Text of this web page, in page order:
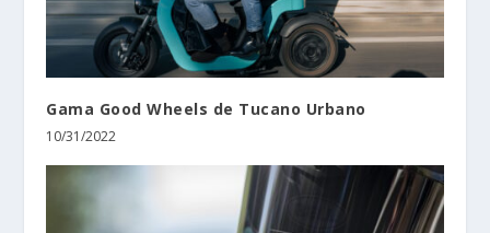
Gama Good Wheels de Tucano Urbano
10/31/2022